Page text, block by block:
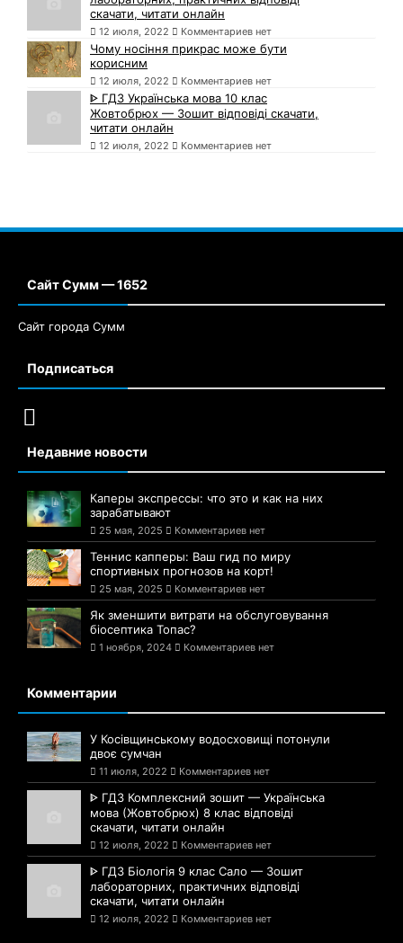
скачати, читати онлайн
12 июля, 2022 Комментариев нет
Чому носіння прикрас може бути
корисним
12 июля, 2022 Комментариев нет
ᐈ ГДЗ Українська мова 10 клас
Жовтобрюх — Зошит відповіді скачати,
читати онлайн
12 июля, 2022 Комментариев нет
Сайт Сумм — 1652
Сайт города Сумм
Подписаться
Недавние новости
Каперы экспрессы: что это и как на них
зарабатывают
25 мая, 2025 Комментариев нет
Теннис капперы: Ваш гид по миру
спортивных прогнозов на корт!
25 мая, 2025 Комментариев нет
Як зменшити витрати на обслуговування
біосептика Топас?
1 ноября, 2024 Комментариев нет
Комментарии
У Косівщинському водосховищі потонули
двоє сумчан
11 июля, 2022 Комментариев нет
ᐈ ГДЗ Комплексний зошит — Українська
мова (Жовтобрюх) 8 клас відповіді
скачати, читати онлайн
12 июля, 2022 Комментариев нет
ᐈ ГДЗ Біологія 9 клас Сало — Зошит
лабораторних, практичних відповіді
скачати, читати онлайн
12 июля, 2022 Комментариев нет